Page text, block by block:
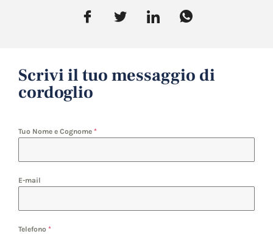
Scrivi il tuo messaggio di
cordoglio
Tuo Nome e Cognome *
E-mail
Telefono *